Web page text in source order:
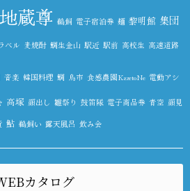
蔵尊 鵜飼 電子宿泊券 麺 黎明館 集団
ベル 麦焼酎 鯛生金山 駅近 駅前 高校生 高速道路
音楽 韓国料理 鯛 鳥市 食感農園KazetoNe 電動アシ
高塚 顔出し 雛祭り 鼓笛隊 電子商品券 青空 顔見
鮎 鵜飼い 露天風呂 飲み会
カタログ